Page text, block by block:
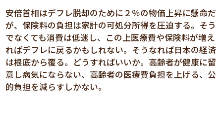
安倍首相はデフレ脱却のために２％の物価上昇に懸命だ
が、保険料の負担は家計の可処分所得を圧迫する。そう
でなくても消費は低迷し、この上医療費や保険料が増え
ればデフレに戻るかもしれない。そうなれば日本の経済
は根底から覆る。どうすればいいか。高齢者が健康に留
意し病気にならない、高齢者の医療費負担を上げる、公
的負担を減らすしかない。